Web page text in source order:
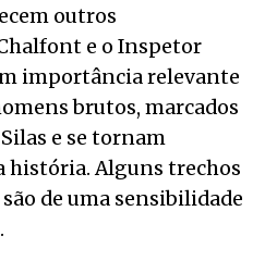
outros
e o Inspetor
importância relevante
brutos, marcados
e se tornam
história. Alguns trechos
de uma sensibilidade